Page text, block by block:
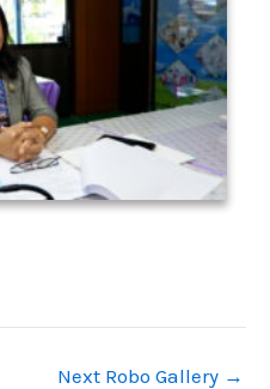
Next Robo Gallery →